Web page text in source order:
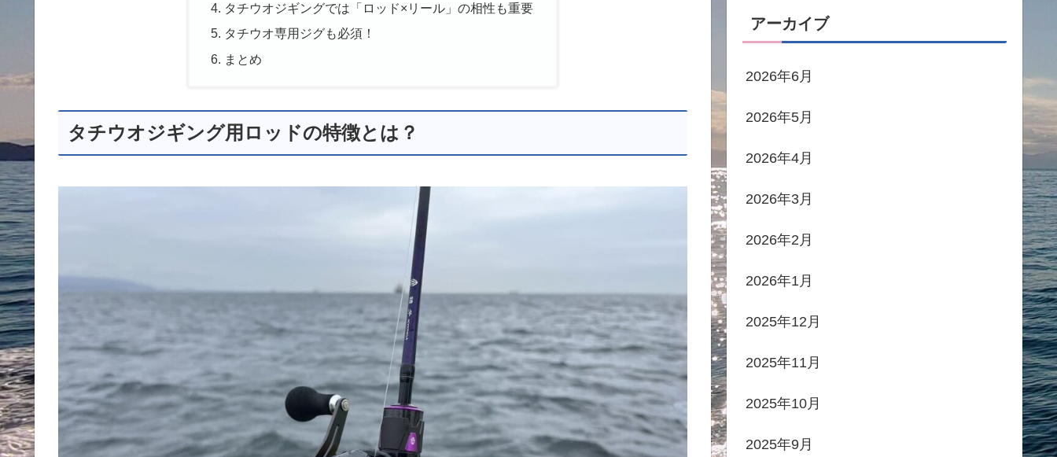
タチウオジギングでは「ロッド×リール」の相性も重要
タチウオ専用ジグも必須！
まとめ
タチウオジギング用ロッドの特徴とは？
アーカイブ
2026年6月
2026年5月
2026年4月
2026年3月
2026年2月
2026年1月
2025年12月
2025年11月
2025年10月
2025年9月